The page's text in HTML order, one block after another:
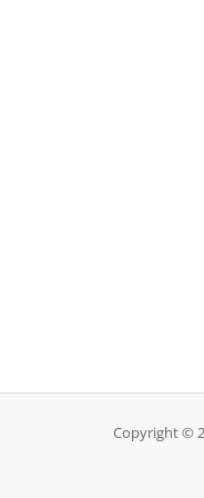
Copyright ©